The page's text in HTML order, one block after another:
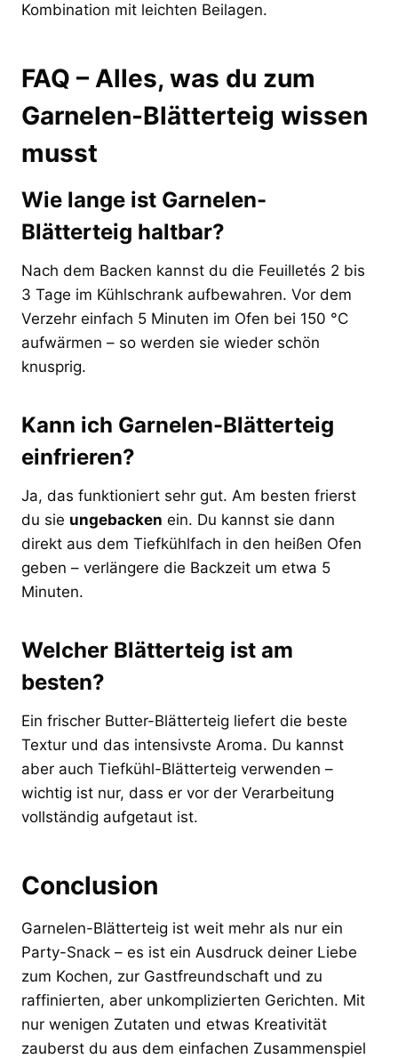
Kombination mit leichten Beilagen.
FAQ – Alles, was du zum
Garnelen-Blätterteig wissen
musst
Wie lange ist Garnelen-
Blätterteig haltbar?
Nach dem Backen kannst du die Feuilletés 2 bis
3 Tage im Kühlschrank aufbewahren. Vor dem
Verzehr einfach 5 Minuten im Ofen bei 150 °C
aufwärmen – so werden sie wieder schön
knusprig.
Kann ich Garnelen-Blätterteig
einfrieren?
Ja, das funktioniert sehr gut. Am besten frierst
du sie ungebacken ein. Du kannst sie dann
direkt aus dem Tiefkühlfach in den heißen Ofen
geben – verlängere die Backzeit um etwa 5
Minuten.
Welcher Blätterteig ist am
besten?
Ein frischer Butter-Blätterteig liefert die beste
Textur und das intensivste Aroma. Du kannst
aber auch Tiefkühl-Blätterteig verwenden –
wichtig ist nur, dass er vor der Verarbeitung
vollständig aufgetaut ist.
Conclusion
Garnelen-Blätterteig ist weit mehr als nur ein
Party-Snack – es ist ein Ausdruck deiner Liebe
zum Kochen, zur Gastfreundschaft und zu
raffinierten, aber unkomplizierten Gerichten. Mit
nur wenigen Zutaten und etwas Kreativität
zauberst du aus dem einfachen Zusammenspiel